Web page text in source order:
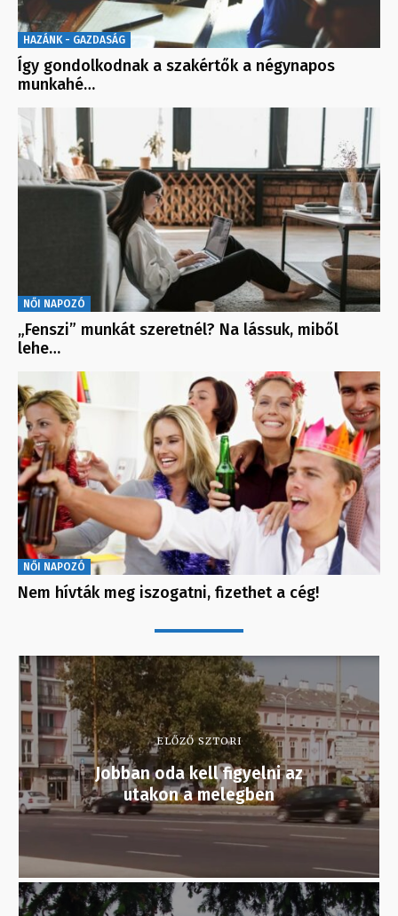
HAZÁNK - GAZDASÁG
Így gondolkodnak a szakértők a négynapos
munkahé…
NŐI NAPOZÓ
„Fenszi” munkát szeretnél? Na lássuk, miből
lehe…
NŐI NAPOZÓ
Nem hívták meg iszogatni, fizethet a cég!
ELŐZŐ SZTORI
Jobban oda kell figyelni az
utakon a melegben